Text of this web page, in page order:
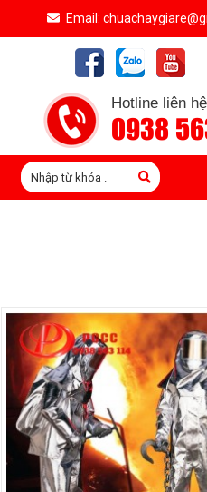
Email:
Hotline liên hệ
0938